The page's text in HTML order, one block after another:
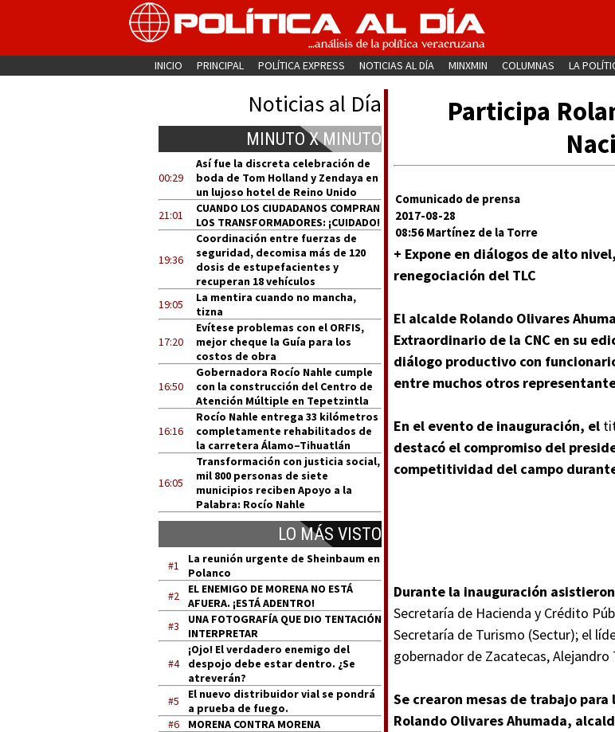
INICIO PRINCIPAL POLÍTICA EXPRESS NOTICIAS AL DÍA MINXMIN COLUMNAS LA
Noticias al Día
MINUTO X MINUTO
00:29
Así fue la discreta celebración de
boda de Tom Holland y Zendaya en
un lujoso hotel de Reino Unido
21:01
CUANDO LOS CIUDADANOS COMPRAN
LOS TRANSFORMADORES: ¡CUIDADO!
19:36
Coordinación entre fuerzas de
seguridad, decomisa más de 120
dosis de estupefacientes y
recuperan 18 vehículos
19:05
La mentira cuando no mancha,
tizna
17:20
Evítese problemas con el ORFIS,
mejor cheque la Guía para los
costos de obra
16:50
Gobernadora Rocío Nahle cumple
con la construcción del Centro de
Atención Múltiple en Tepetzintla
16:16
Rocío Nahle entrega 33 kilómetros
completamente rehabilitados de
la carretera Álamo–Tihuatlán
16:05
Transformación con justicia social,
mil 800 personas de siete
municipios reciben Apoyo a la
Palabra: Rocío Nahle
LO MÁS VISTO
#1
La reunión urgente de Sheinbaum en
Polanco
#2
EL ENEMIGO DE MORENA NO ESTÁ
AFUERA. ¡ESTÁ ADENTRO!
#3
UNA FOTOGRAFÍA QUE DIO TENTACIÓN
INTERPRETAR
#4
¡Ojo! El verdadero enemigo del
despojo debe estar dentro. ¿Se
atreverán?
#5
El nuevo distribuidor vial se pondrá
a prueba de fuego.
#6
MORENA CONTRA MORENA
Participa
Comunicado de prensa
2017-08-28
08:56 Martínez de la Torre
+ Expone en diálogos de alto
renegociación del TLC
El alcalde Rolando Olivares
Extraordinario de la CNC en su
diálogo productivo con
entre muchos otros
En el evento de inauguración, el
destacó el compromiso del
competitividad del campo
Durante la inauguración asistieron
Secretaría de Hacienda y Crédito
Secretaría de Turismo (Sectur); el
gobernador de Zacatecas, Alejandro
Se crearon mesas de trabajo
Rolando Olivares Ahumada,